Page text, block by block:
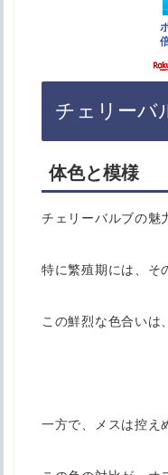
チェリーバ
体色と模様
チェリーバルブの魅
特に繁殖期には、そ
この鮮烈な色合いは
一方で、メスは控え